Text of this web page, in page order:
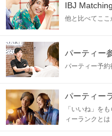
IBJ
他と比べてここ
パーティー
パーティー予
パーティー
「いいね」を
ィーランクとは